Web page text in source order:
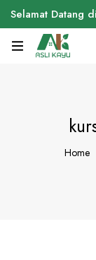
Selamat Datang
Home